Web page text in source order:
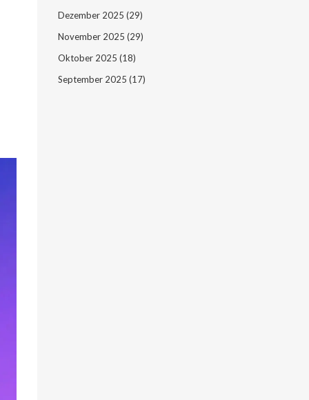
Dezember 2025 (29)
November 2025 (29)
Oktober 2025 (18)
September 2025 (17)